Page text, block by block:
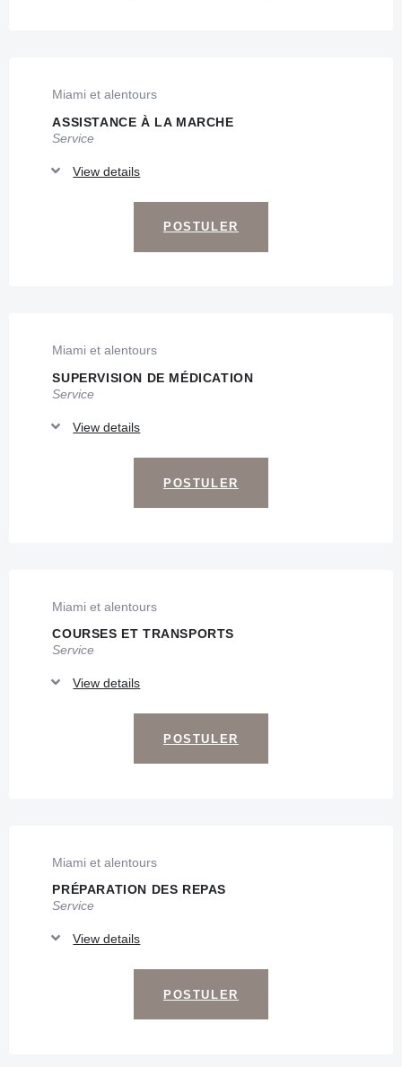
Miami et alentours
ASSISTANCE À LA MARCHE
Service
View details
POSTULER
Miami et alentours
SUPERVISION DE MÉDICATION
Service
View details
POSTULER
Miami et alentours
COURSES ET TRANSPORTS
Service
View details
POSTULER
Miami et alentours
PRÉPARATION DES REPAS
Service
View details
POSTULER